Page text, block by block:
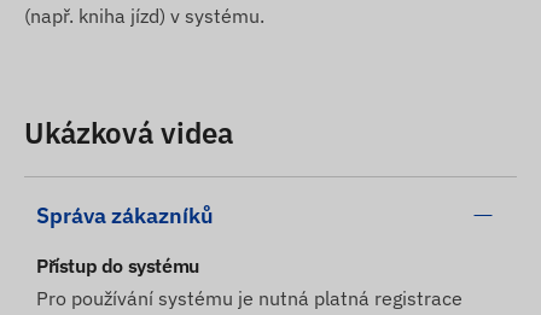
(např. kniha jízd) v systému.
Ukázková videa
Správa zákazníků
Přístup do systému
Pro používání systému je nutná platná registrace